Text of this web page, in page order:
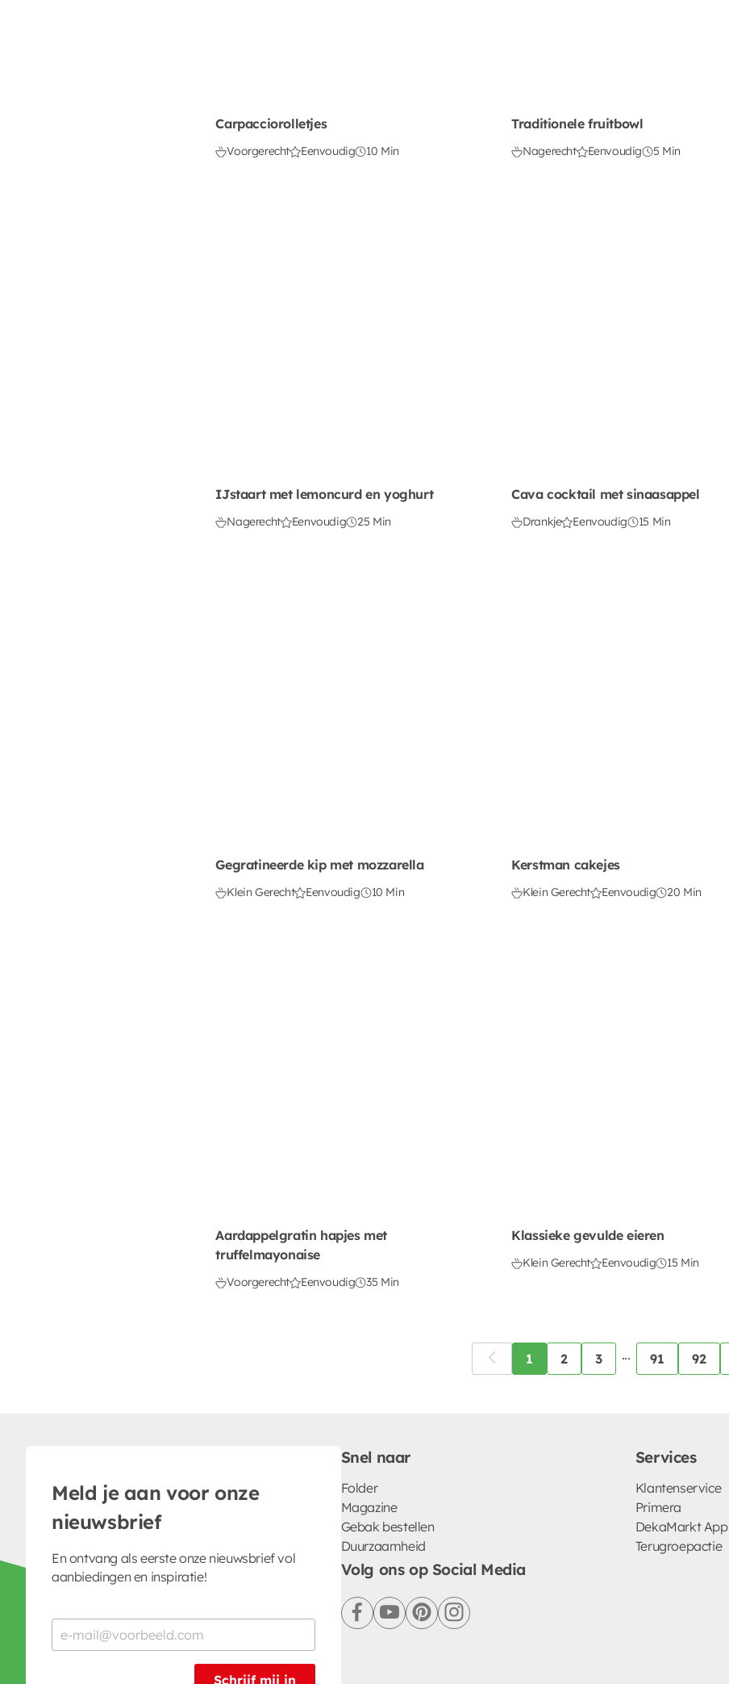
Carpacciorolletjes
Voorgerecht Eenvoudig 10 Min
Traditionele fruitbowl
Nagerecht Eenvoudig 5 Min
IJstaart met lemoncurd en yoghurt
Nagerecht Eenvoudig 25 Min
Cava cocktail met sinaasappel
Drankje Eenvoudig 15 Min
Gegratineerde kip met mozzarella
Klein Gerecht Eenvoudig 10 Min
Kerstman cakejes
Klein Gerecht Eenvoudig 20 Min
Aardappelgratin hapjes met
truffelmayonaise
Voorgerecht Eenvoudig 35 Min
Klassieke gevulde eieren
Klein Gerecht Eenvoudig 15 Min
1 2 3 ... 91 92
Meld je aan voor onze
nieuwsbrief
En ontvang als eerste onze nieuwsbrief vol
aanbiedingen en inspiratie!
Schrijf mij in
Snel naar
Folder
Magazine
Gebak bestellen
Duurzaamheid
Services
Klantenservice
Primera
DekaMarkt App
Terugroepactie
Volg ons op Social Media
facebookyoutubepinterestinstagram